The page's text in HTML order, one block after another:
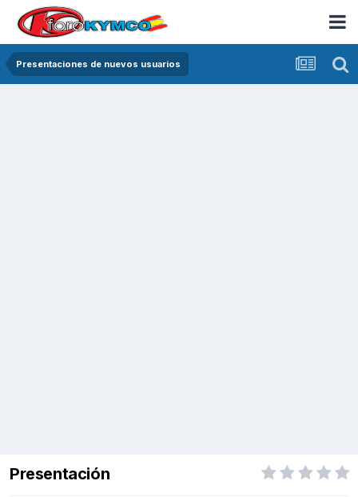
Presentaciones de nuevos usuarios
Presentación